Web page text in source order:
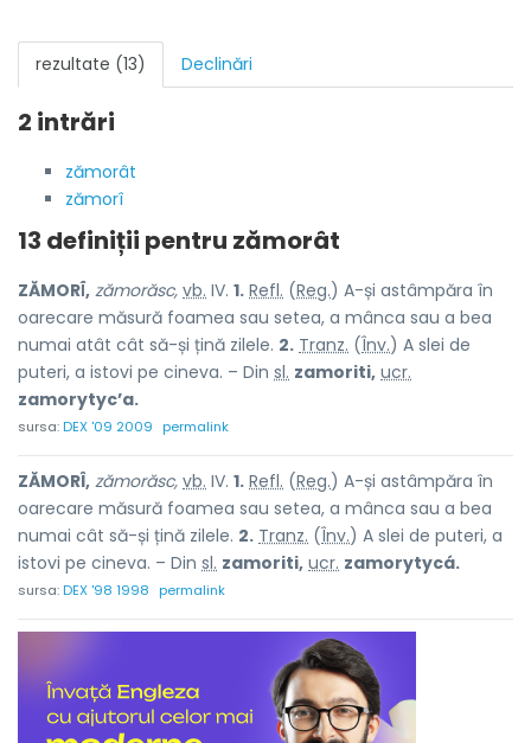
rezultate (13) Declinări
2 intrări
zămorât
zămorî
13 definiții pentru zămorât
ZĂMORÎ́, zămorăsc, vb. IV. 1. Refl. (Reg.) A-și astâmpăra în
oarecare măsură foamea sau setea, a mânca sau a bea
numai atât cât să-și țină zilele. 2. Tranz. (Înv.) A slei de
puteri, a istovi pe cineva. – Din sl. zamoriti, ucr.
zamorytyc’a.
sursa:DEX '09 2009 permalink
ZĂMORÎ, zămorăsc, vb. IV. 1. Refl. (Reg.) A-și astâmpăra în
oarecare măsură foamea sau setea, a mânca sau a bea
numai cât să-și țină zilele. 2. Tranz. (Înv.) A slei de puteri, a
istovi pe cineva. – Din sl. zamoriti, ucr. zamorytycá.
sursa:DEX '98 1998 permalink